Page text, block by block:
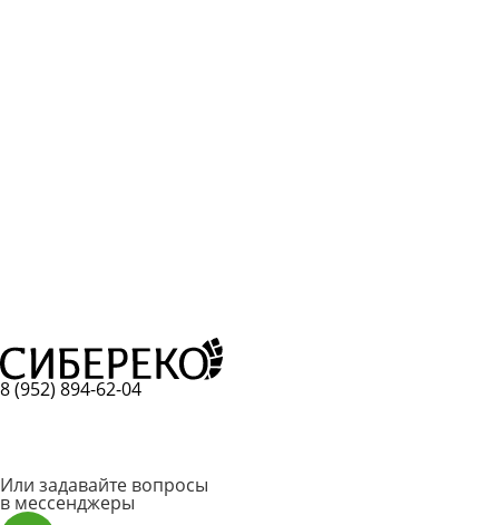
8 (952) 894-62-04
Или задавайте вопросы
в мессенджеры